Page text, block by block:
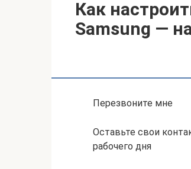
Как
Samsung —
Перезвоните мне
Оставьте свои
рабочего дня